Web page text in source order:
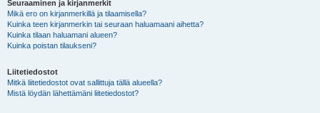
Seuraaminen ja kirjanmerkit
Mikä ero on kirjanmerkillä ja tilaamisella?
Kuinka teen kirjanmerkin tai seuraan haluamaani aihetta?
Kuinka tilaan haluamani alueen?
Kuinka poistan tilaukseni?
Liitetiedostot
Mitkä liitetiedostot ovat sallittuja tällä alueella?
Mistä löydän lähettämäni liitetiedostot?